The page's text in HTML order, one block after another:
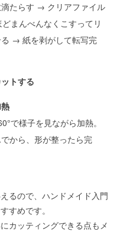
たらす → クリアファイル
まんべんなくこすってリ
→ 紙を剥がして転写完
トする
で様子を見ながら加熱。
から、形が整ったら完
るので、ハンドメイド入門
すめです。
カッティングできる点もメ